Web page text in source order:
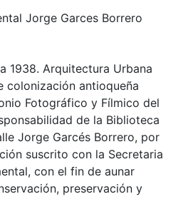
Jorge Garces Borrero
1938. Arquitectura Urbana
colonización antioqueña
Fotográfico y Fílmico del
de la Biblioteca
Jorge Garcés Borrero, por
suscrito con la Secretaria
con el fin de aunar
preservación y